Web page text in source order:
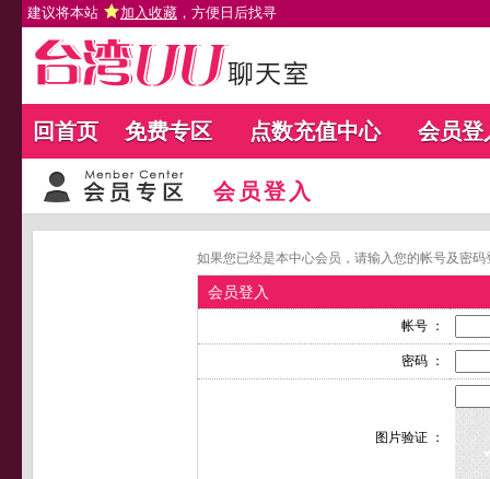
建议将本站 加入收藏 ，方便日后找寻
回首页 免费专区 点数充值中心 会员登
会员登入
如果您已经是本中心会员，请输入您的帐号及密
会员登入
帐号 ：
密码 ：
图片验证 ：